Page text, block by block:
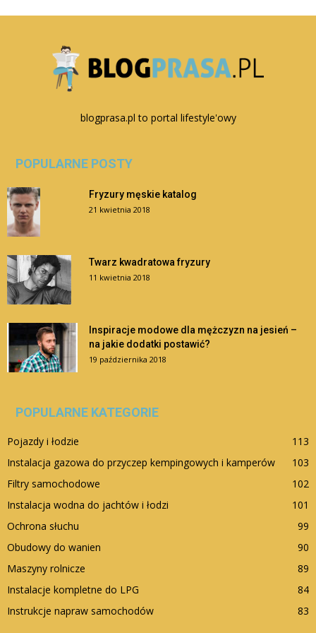
blogprasa.pl to portal lifestyle'owy
POPULARNE POSTY
Fryzury męskie katalog
21 kwietnia 2018
Twarz kwadratowa fryzury
11 kwietnia 2018
Inspiracje modowe dla mężczyzn na jesień –
na jakie dodatki postawić?
19 października 2018
POPULARNE KATEGORIE
Pojazdy i łodzie
113
Instalacja gazowa do przyczep kempingowych i kamperów
103
Filtry samochodowe
102
Instalacja wodna do jachtów i łodzi
101
Ochrona słuchu
99
Obudowy do wanien
90
Maszyny rolnicze
89
Instalacje kompletne do LPG
84
Instrukcje napraw samochodów
83